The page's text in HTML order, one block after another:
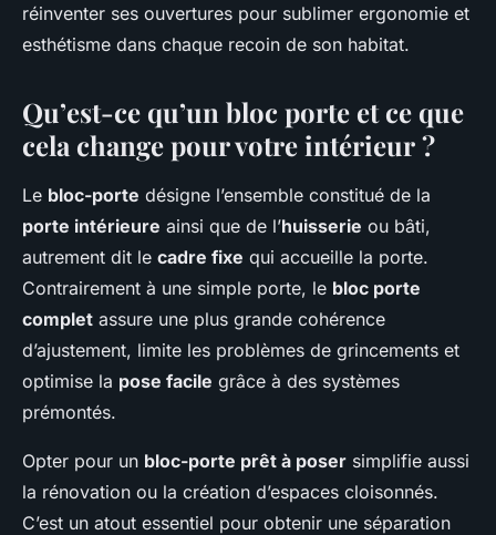
réinventer ses ouvertures pour sublimer ergonomie et
esthétisme dans chaque recoin de son habitat.
Qu’est-ce qu’un bloc porte et ce que
cela change pour votre intérieur ?
Le bloc-porte désigne l’ensemble constitué de la
porte intérieure ainsi que de l’huisserie ou bâti,
autrement dit le cadre fixe qui accueille la porte.
Contrairement à une simple porte, le bloc porte
complet assure une plus grande cohérence
d’ajustement, limite les problèmes de grincements et
optimise la pose facile grâce à des systèmes
prémontés.
Opter pour un bloc-porte prêt à poser simplifie aussi
la rénovation ou la création d’espaces cloisonnés.
C’est un atout essentiel pour obtenir une séparation